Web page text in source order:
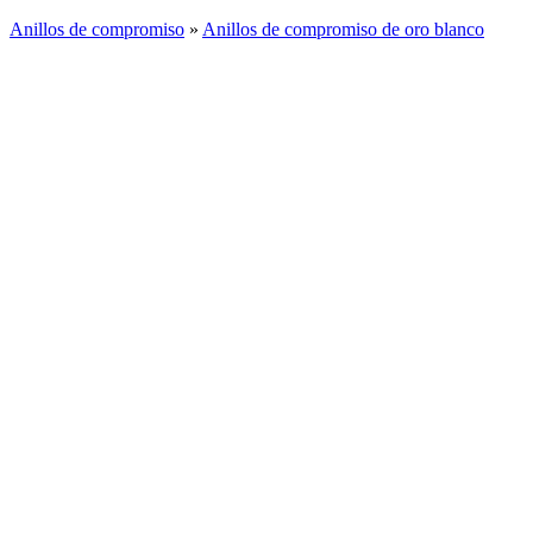
Anillos de compromiso » Anillos de compromiso de oro blanco